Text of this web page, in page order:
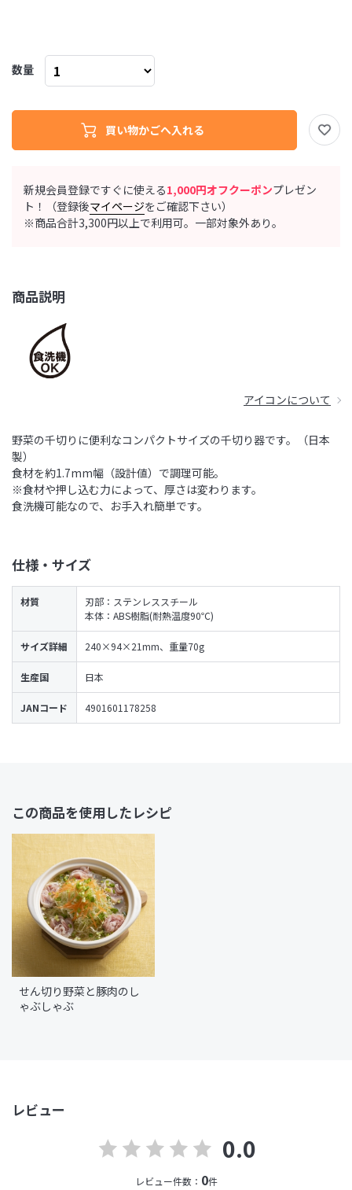
この商品を使用したレシピ
せん切り野菜と豚肉のし
ゃぶしゃぶ
レビュー
0.0
レビュー件数： 0件
新規会員登録ですぐに使える1,000円オフクーポンプレゼン
ト！（登録後マイページをご確認下さい）
※商品合計3,300円以上で利用可。一部対象外あり。
商品説明
アイコンについて
野菜の千切りに便利なコンパクトサイズの千切り器です。（日本
製）
食材を約1.7mm幅（設計値）で調理可能。
※食材や押し込む力によって、厚さは変わります。
食洗機可能なので、お手入れ簡単です。
仕様・サイズ
材質
刃部：ステンレススチール
本体：ABS樹脂(耐熱温度90℃)
サイズ詳細 240×94×21mm、重量70g
生産国 日本
JANコード 4901601178258
数量